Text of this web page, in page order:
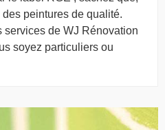
peintures de qualité.
de WJ Rénovation
soyez particuliers ou